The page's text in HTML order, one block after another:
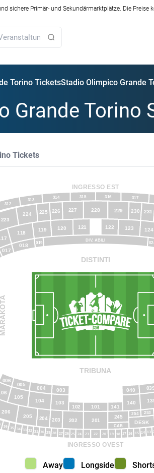
sichere Primär- und Sekundärmarktplätze. Die Preise
Torino TicketsStadio Olimpico Grande
Grande Torino
Tickets
003
004
005
006
017
018 019
039
040
101
102
103
104
105
118
119 120 121 122 123 124
140
141
201
202
203
204
205
206
223
224 225 226 227 228 229 230 231
253
254
245
DESK
CAB
312
313
314 315 316 317
13
14
15
16
17
18
19
20
22
23
24
25
26
27
28
29
30
31
32
33
34
35
36
DIV. ABILI
DISTINTI
TRIBUNA
MARAKOTA
INGRESSO EST
INGRESSO OVEST
Away color
Away Longside color
Longside